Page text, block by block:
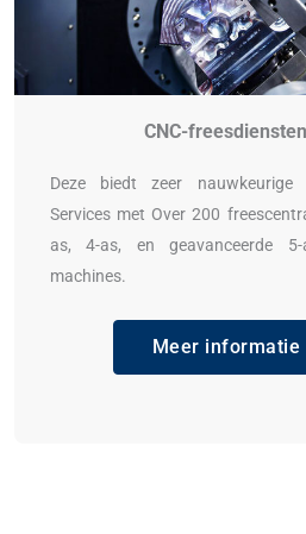
CNC-freesdiensten
Deze biedt zeer nauwkeurige
Services met Over 200
as, 4-as, en geavanceerde 5-
machines.
Meer informatie